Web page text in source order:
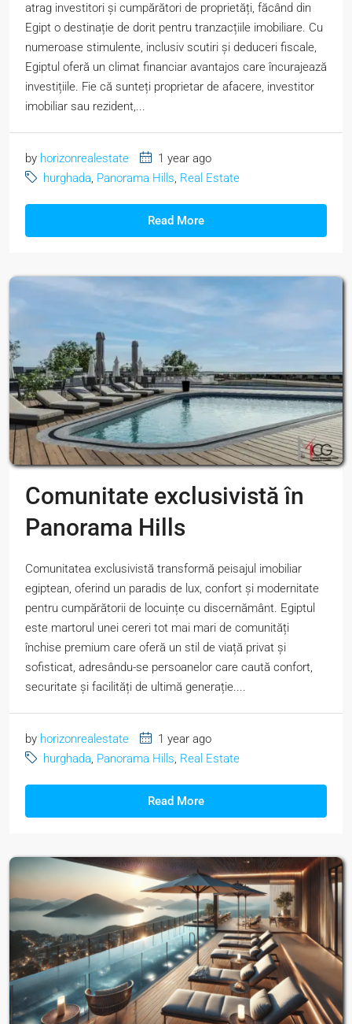
atrag investitori și cumpărători de proprietăți, făcând din
Egipt o destinație de dorit pentru tranzacțiile imobiliare. Cu
numeroase stimulente, inclusiv scutiri și deduceri fiscale,
Egiptul oferă un climat financiar avantajos care încurajează
investițiile. Fie că sunteți proprietar de afacere, investitor
imobiliar sau rezident,...
by horizonrealestate
1 year ago
hurghada, Panorama Hills, Real Estate
Read More
Comunitate exclusivistă în
Panorama Hills
Comunitatea exclusivistă transformă peisajul imobiliar
egiptean, oferind un paradis de lux, confort și modernitate
pentru cumpărătorii de locuințe cu discernământ. Egiptul
este martorul unei cereri tot mai mari de comunități
închise premium care oferă un stil de viață privat și
sofisticat, adresându-se persoanelor care caută confort,
securitate și facilități de ultimă generație....
by horizonrealestate
1 year ago
hurghada, Panorama Hills, Real Estate
Read More